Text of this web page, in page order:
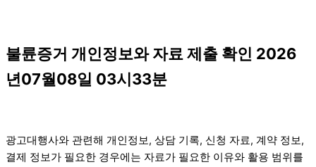
불륜증거 개인정보와 자료 제출 확인 2026
년07월08일 03시33분
광고대행사와 관련해 개인정보, 상담 기록, 신청 자료, 계약 정보,
결제 정보가 필요한 경우에는 자료가 필요한 이유와 활용 범위를